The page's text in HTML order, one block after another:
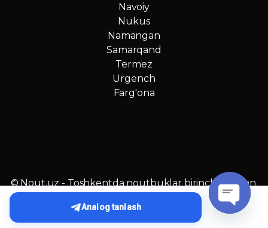
Analog tanlash
Navoiy
Nukus
Namangan
Samarqand
Termez
Urgench
Farg'ona
© Nout.uz - Toshkentda noutbuklar birinchi qo‘ldan.
O‘zbekistonda №1 narxlar!